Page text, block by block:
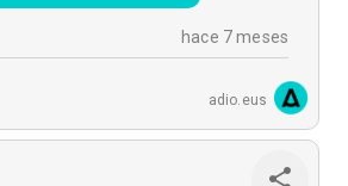
hace 7 meses
adio.eus